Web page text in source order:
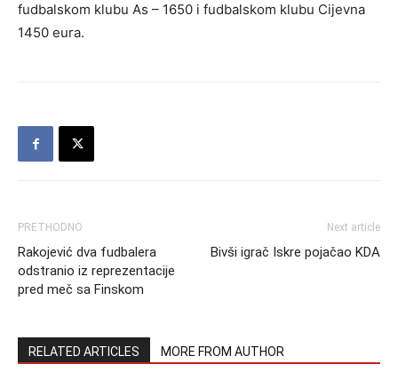
fudbalskom klubu As – 1650 i fudbalskom klubu Cijevna
1450 eura.
PRETHODNO
Rakojević dva fudbalera
odstranio iz reprezentacije
pred meč sa Finskom
Next article
Bivši igrač Iskre pojačao KDA
RELATED ARTICLES MORE FROM AUTHOR